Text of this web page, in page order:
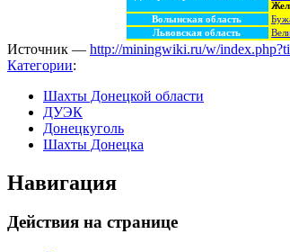
Волынская область
Львовская область
Источник — http://miningwiki.ru/w/
Категории:
Шахты Донецкой области
ДУЭК
Донецкуголь
Шахты Донецка
Навигация
Действия на странице